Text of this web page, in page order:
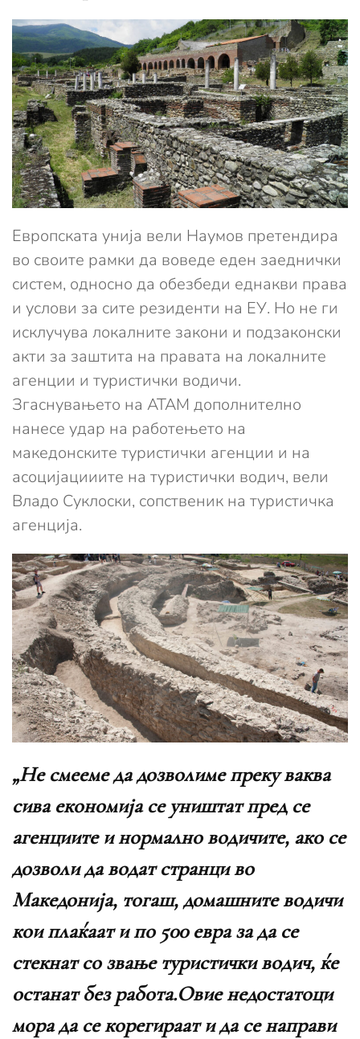
Европската унија вели Наумов претендира
во своите рамки да воведе еден заеднички
систем, односно да обезбеди еднакви права
и услови за сите резиденти на ЕУ. Но не ги
исклучува локалните закони и подзаконски
акти за заштита на правата на локалните
агенции и туристички водичи.
Згаснувањето на АТАМ дополнително
нанесе удар на работењето на
македонските туристички агенции и на
асоцијацииите на туристички водич, вели
Владо Суклоски, сопственик на туристичка
агенција.
„Не смееме да дозволиме преку ваква
сива економија се уништат пред се
агенциите и нормално водичите, ако се
дозволи да водат странци во
Македонија, тогаш, домашните водичи
кои плаќаат и по 500 евра за да се
стекнат со звање туристички водич, ќе
останат без работа.Овие недостатоци
мора да се корегираат и да се направи